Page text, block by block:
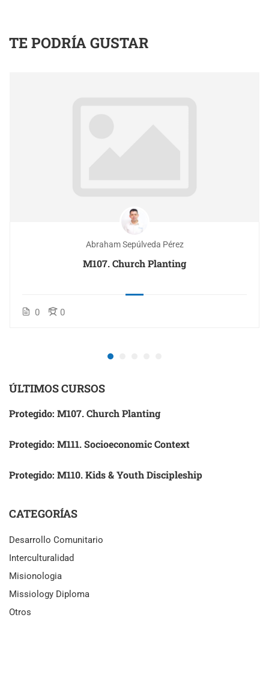
TE PODRÍA GUSTAR
Abraham Sepúlveda Pérez
M107. Church Planting
0 0
ÚLTIMOS CURSOS
Protegido: M107. Church Planting
Protegido: M111. Socioeconomic Context
Protegido: M110. Kids & Youth Discipleship
CATEGORÍAS
Desarrollo Comunitario
Interculturalidad
Misionologia
Missiology Diploma
Otros